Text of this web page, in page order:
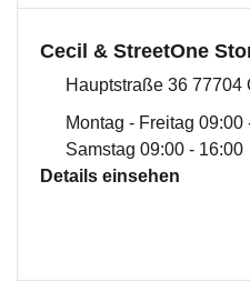
Cecil & StreetOne
Hauptstraße 36 77704
Montag - Freitag 09:00
Samstag 09:00 - 16:00
Details einsehen